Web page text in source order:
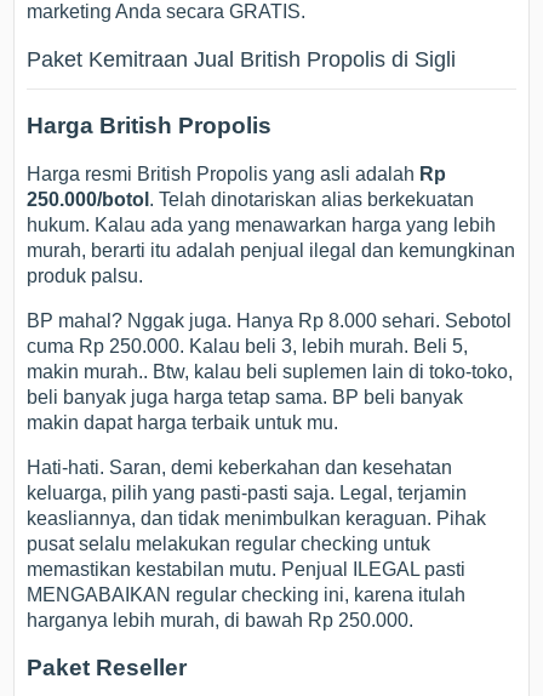
marketing Anda secara GRATIS.
Paket Kemitraan Jual British Propolis di Sigli
Harga British Propolis
Harga resmi British Propolis yang asli adalah Rp
250.000/botol . Telah dinotariskan alias berkekuatan
hukum. Kalau ada yang menawarkan harga yang lebih
murah, berarti itu adalah penjual ilegal dan kemungkinan
produk palsu.
BP mahal? Nggak juga. Hanya Rp 8.000 sehari. Sebotol
cuma Rp 250.000. Kalau beli 3, lebih murah. Beli 5,
makin murah.. Btw, kalau beli suplemen lain di toko-toko,
beli banyak juga harga tetap sama. BP beli banyak
makin dapat harga terbaik untuk mu.
Hati-hati. Saran, demi keberkahan dan kesehatan
keluarga, pilih yang pasti-pasti saja. Legal, terjamin
keasliannya, dan tidak menimbulkan keraguan. Pihak
pusat selalu melakukan regular checking untuk
memastikan kestabilan mutu. Penjual ILEGAL pasti
MENGABAIKAN regular checking ini, karena itulah
harganya lebih murah, di bawah Rp 250.000.
Paket Reseller